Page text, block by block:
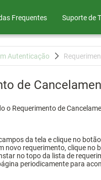
Frequentes Suporte de
Autenticação
de
o Requerimento de
da tela e clique no
novo requerimento, clique no
no topo da lista de
periodicamente para